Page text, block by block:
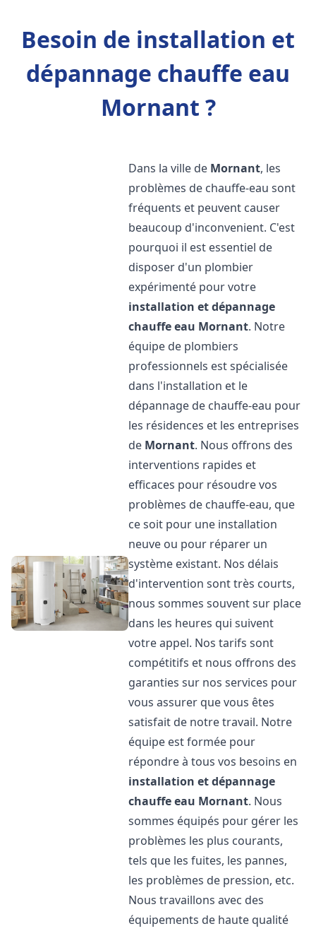
Besoin de installation et
dépannage chauffe eau
Mornant ?
Dans la ville de Mornant, les
problèmes de chauffe-eau sont
fréquents et peuvent causer
beaucoup d'inconvenient. C'est
pourquoi il est essentiel de
disposer d'un plombier
expérimenté pour votre
installation et dépannage
chauffe eau Mornant. Notre
équipe de plombiers
professionnels est spécialisée
dans l'installation et le
dépannage de chauffe-eau pour
les résidences et les entreprises
de Mornant. Nous offrons des
interventions rapides et
efficaces pour résoudre vos
problèmes de chauffe-eau, que
ce soit pour une installation
neuve ou pour réparer un
système existant. Nos délais
d'intervention sont très courts,
nous sommes souvent sur place
dans les heures qui suivent
votre appel. Nos tarifs sont
compétitifs et nous offrons des
garanties sur nos services pour
vous assurer que vous êtes
satisfait de notre travail. Notre
équipe est formée pour
répondre à tous vos besoins en
installation et dépannage
chauffe eau Mornant. Nous
sommes équipés pour gérer les
problèmes les plus courants,
tels que les fuites, les pannes,
les problèmes de pression, etc.
Nous travaillons avec des
équipements de haute qualité